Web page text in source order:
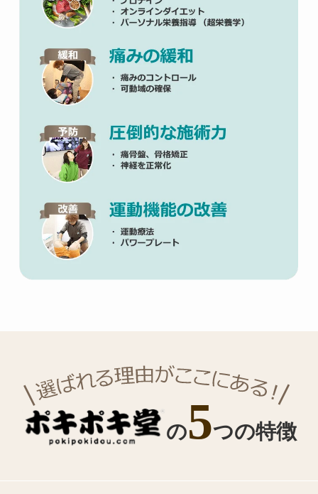
の5つの特徴